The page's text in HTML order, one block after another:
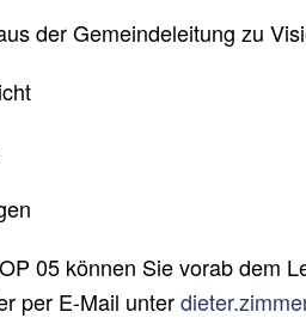
der Gemeindeleitung zu
05 können Sie vorab dem
per E-Mail unter